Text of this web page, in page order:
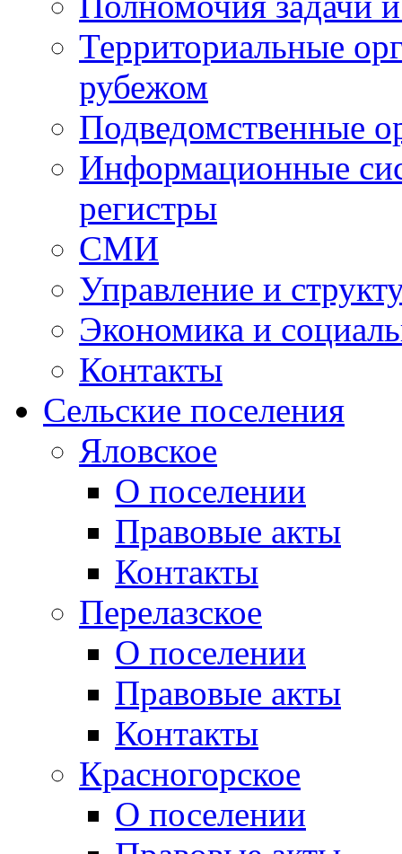
Территориальные
рубежом
Подведомственные
Информационные
регистры
СМИ
Управление и
Экономика и
Контакты
Сельские поселения
Яловское
О поселении
Правовые акты
Контакты
Перелазское
О поселении
Правовые акты
Контакты
Красногорское
О поселении